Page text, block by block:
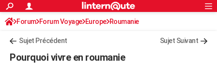
ACTUALITÉS
Politique
Société
Faits Divers
Education
Monde
Villes
+
S'inscrire
Connexion
Forum Forum Voyage Europe Roumanie
Sujet Précédent Sujet Suivant
Pourquoi vivre en roumanie